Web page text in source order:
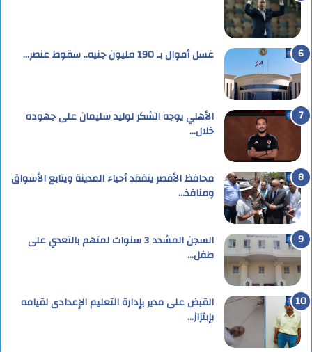
غسل أموال بـ 190 مليون جنيه.. سقوط عنصر…
الأهلي يوجه الشكر لوليد سليمان على جهوده
خلال…
محافظ الأقصر يتفقد أحياء المدينة ويتابع الأسواق
ومنافذ…
السجن المشدد 3 سنوات لمتهم بالتعدي على
طفل…
القبض على مدير بإدارة التعليم الإعدادى لقيامه
بإبتزاز…